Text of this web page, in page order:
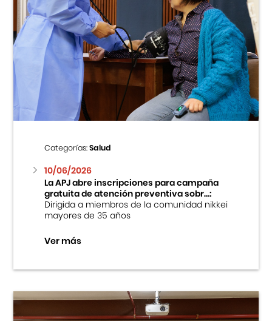
Categorías:Salud
10/06/2026
La APJ abre inscripciones para campaña
gratuita de atención preventiva sobr...:
Dirigida a miembros de la comunidad nikkei
mayores de 35 años
Ver más